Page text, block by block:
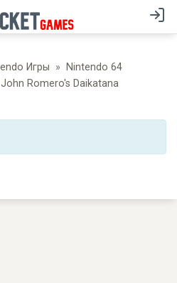
Игры
Nintendo 64
John Romero's Daikatana